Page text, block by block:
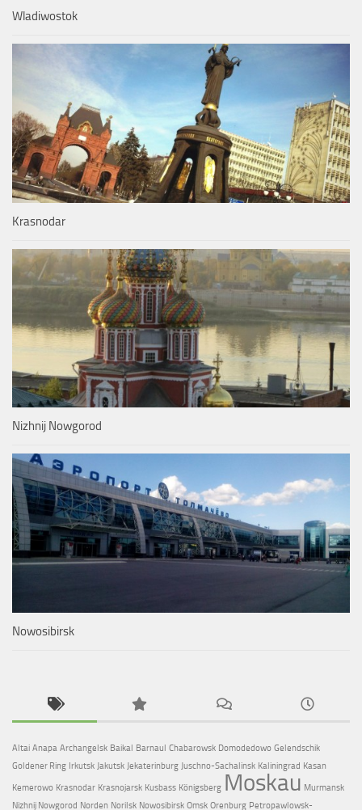
Wladiwostok
Krasnodar
Nizhnij Nowgorod
Nowosibirsk
Altai Anapa Archangelsk Baikal Barnaul Chabarowsk Domodedowo Gelendschik
Goldener Ring Irkutsk Jakutsk Jekaterinburg Juschno-Sachalinsk Kaliningrad Kasan
Kemerowo Krasnodar Krasnojarsk Kusbass Königsberg Moskau Murmansk
Nizhnij Nowgorod Norden Norilsk Nowosibirsk Omsk Orenburg Petropawlowsk-